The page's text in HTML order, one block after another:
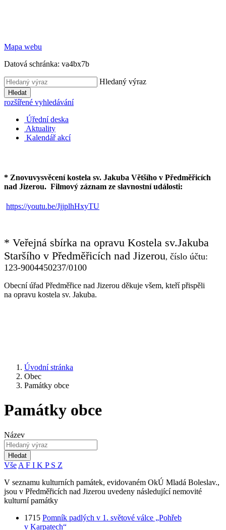
Mapa webu
Datová schránka: va4bx7b
Hledaný výraz
Hledat
rozšířené vyhledávání
Úřední deska
Aktuality
Kalendář akcí
* Znovuvysvěcení kostela sv. Jakuba Většího v Předměřicích
nad Jizerou. Filmový záznam ze slavnostní události:
https://youtu.be/JjjplhHxyTU
* Veřejná sbírka na opravu Kostela sv.Jakuba
Staršího v Předměřicích nad Jizerou, číslo účtu:
123-9004450237/0100
Obecní úřad Předměřice nad Jizerou děkuje všem, kteří přispěli
na opravu kostela sv. Jakuba.
Úvodní stránka
Obec
Památky obce
Památky obce
Název
Hledat
Vše A F I K P S Z
V seznamu kulturních památek, evidovaném OkÚ Mladá Boleslav.,
jsou v Předměřicích nad Jizerou uvedeny následující nemovité
kulturní památky
1715 Pomník padlých v 1. světové válce „Pohřeb
v Karpatech“